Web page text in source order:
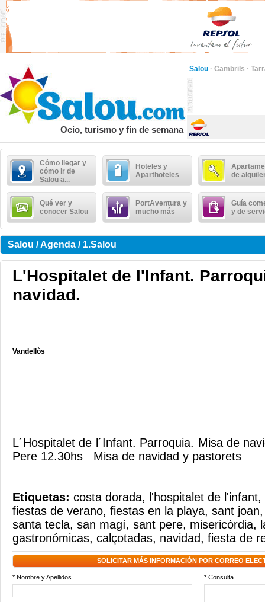
Salou · Cambrils ·
Ocio, turismo y fin de semana
Cómo llegar y
cómo ir de
Salou a...
Hoteles y
Aparthoteles
de
Qué ver y
conocer Salou
PortAventura y
mucho más
Guía
y de
Salou / Agenda / 1.Salou
L'Hospitalet de l'Infant.
navidad.
Vandellòs
L´Hospitalet de l´Infant. Parroquia. Misa de
Pere 12.30hs Misa de navidad y pastorets
Etiquetas: costa dorada, l'hospitalet de l'infant,
fiestas de verano, fiestas en la playa, sant joan
santa tecla, san magí, sant pere, misericòrdia,
gastronómicas, calçotadas, navidad, fiesta de
SOLICITAR MÁS INFORMACIÓN POR CORREO
* Nombre y Apellidos * Consulta